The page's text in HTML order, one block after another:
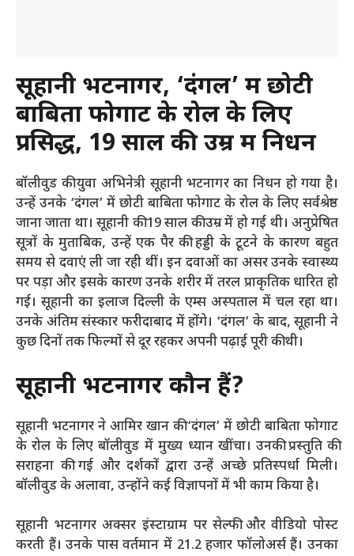
सूहानी भटनागर, ‘दंगल’ में छोटी
बाबिता फोगाट के रोल के लिए
प्रसिद्ध, 19 साल की उम्र में निधन
बॉलीवुड की युवा अभिनेत्री सूहानी भटनागर का निधन हो गया है।
उन्हें उनके ‘दंगल’ में छोटी बाबिता फोगाट के रोल के लिए सर्वश्रेष्ठ
जाना जाता था। सूहानी की 19 साल की उम्र में हो गई थी। अनुप्रेषित
सूत्रों के मुताबिक, उन्हें एक पैर की हड्डी के टूटने के कारण बहुत
समय से दवाएं ली जा रही थीं। इन दवाओं का असर उनके स्वास्थ्य
पर पड़ा और इसके कारण उनके शरीर में तरल प्राकृतिक धारित हो
गई। सूहानी का इलाज दिल्ली के एम्स अस्पताल में चल रहा था।
उनके अंतिम संस्कार फरीदाबाद में होंगे। ‘दंगल’ के बाद, सूहानी ने
कुछ दिनों तक फिल्मों से दूर रहकर अपनी पढ़ाई पूरी की थी।
सूहानी भटनागर कौन हैं?
सूहानी भटनागर ने आमिर खान की ‘दंगल’ में छोटी बाबिता फोगाट
के रोल के लिए बॉलीवुड में मुख्य ध्यान खींचा। उनकी प्रस्तुति की
सराहना की गई और दर्शकों द्वारा उन्हें अच्छे प्रतिस्पर्धा मिली।
बॉलीवुड के अलावा, उन्होंने कई विज्ञापनों में भी काम किया है।
सूहानी भटनागर अक्सर इंस्टाग्राम पर सेल्फी और वीडियो पोस्ट
करती हैं। उनके पास वर्तमान में 21.2 हजार फॉलोअर्स हैं। उनका